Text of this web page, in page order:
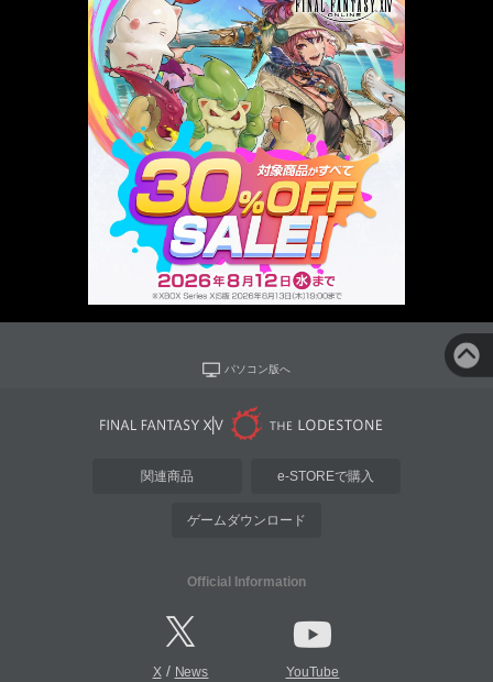
パソコン版へ
関連商品 e-STOREで購入
ゲームダウンロード
Official Information
X/ News YouTube